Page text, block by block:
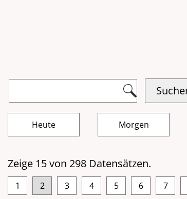
Zeige 15 von 298 Datensätzen.
1 2 3 4 5 6 7